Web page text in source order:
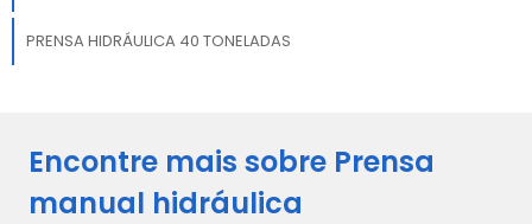
PRENSA HIDRÁULICA 40 TONELADAS
Encontre mais sobre Prensa
manual hidráulica